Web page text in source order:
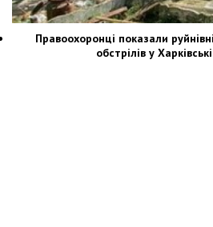
Правоохоронці показали
обстрілів у